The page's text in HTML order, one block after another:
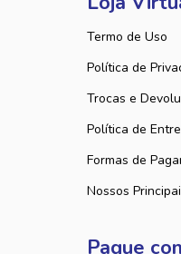
Termo de Uso
Política de
Trocas e
Política de
Formas de
Nossos
Pague